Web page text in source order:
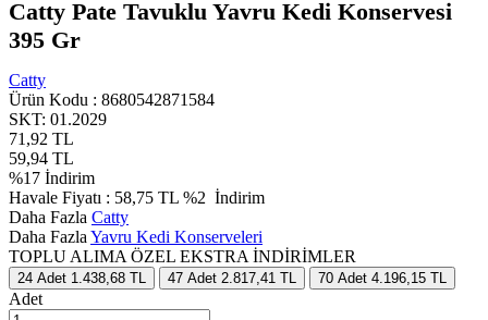
Catty Pate Tavuklu Yavru Kedi Konservesi
395 Gr
Catty
Ürün Kodu : 8680542871584
SKT: 01.2029
71,92 TL
59,94 TL
%17 İndirim
Havale Fiyatı : 58,75 TL %2 İndirim
Daha Fazla Catty
Daha Fazla Yavru Kedi Konserveleri
TOPLU ALIMA ÖZEL EKSTRA İNDİRİMLER
24 Adet 1.438,68 TL 47 Adet 2.817,41 TL 70 Adet 4.196,15 TL
Adet